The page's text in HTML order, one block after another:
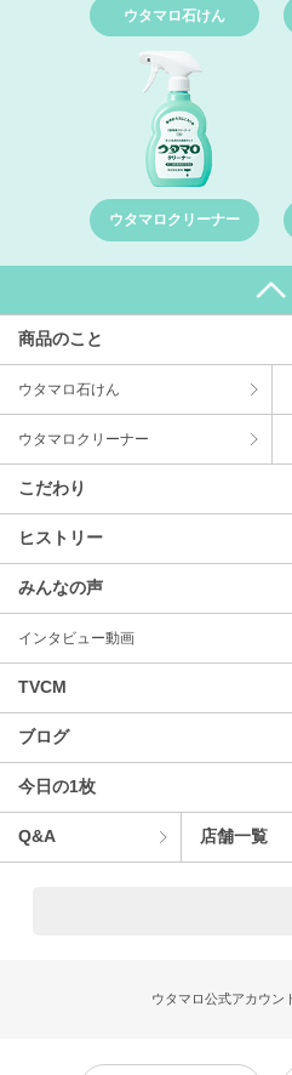
ウタマロ石けん
ウタマロクリーナー
商品のこと
ウタマロ⽯けん
ウタマロクリーナー
こだわり
ヒストリー
みんなの声
インタビュー動画
TVCM
ブログ
今⽇の1枚
Q&A 店舗⼀覧
ウタマロ公式アカウン